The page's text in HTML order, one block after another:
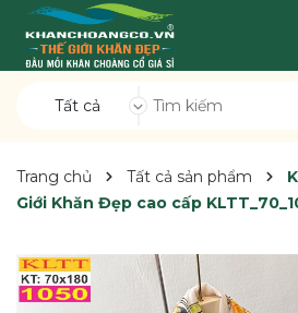
Tất cả
Trang chủ Tất cả sản phẩm
Giới Khăn Đẹp cao cấp